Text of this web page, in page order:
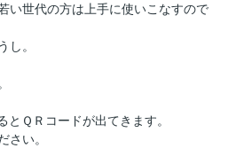
い世代の方は上手に使いこなすので
し。
ＱＲコードが出てきます。
さい。